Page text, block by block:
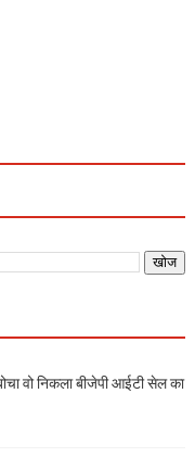
वो निकला बीजेपी आईटी सेल का